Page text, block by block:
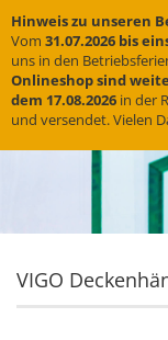
Hinweis zu unseren
Vom 31.07.2026 bis
uns in den
Onlineshop sind
dem 17.08.2026 in der
und versendet. Vielen
VIGO